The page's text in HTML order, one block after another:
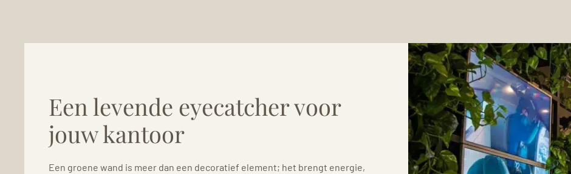
Een levende eyecatcher voor
jouw kantoor
Een groene wand is meer dan een decoratief element; het brengt energie,